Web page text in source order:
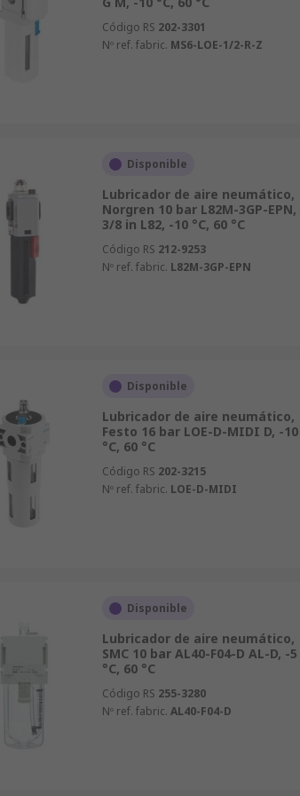
Código RS 202-3301
Nº ref. fabric. MS6-LOE-1/2-R-Z
Disponible
Lubricador de aire neumático,
Norgren 10 bar L82M-3GP-EPN,
3/8 in L82, -10 °C, 60 °C
Código RS 212-9253
Nº ref. fabric. L82M-3GP-EPN
Disponible
Lubricador de aire neumático,
Festo 16 bar LOE-D-MIDI D, -10
°C, 60 °C
Código RS 202-3215
Nº ref. fabric. LOE-D-MIDI
Disponible
Lubricador de aire neumático,
SMC 10 bar AL40-F04-D AL-D, -5
°C, 60 °C
Código RS 255-3280
Nº ref. fabric. AL40-F04-D